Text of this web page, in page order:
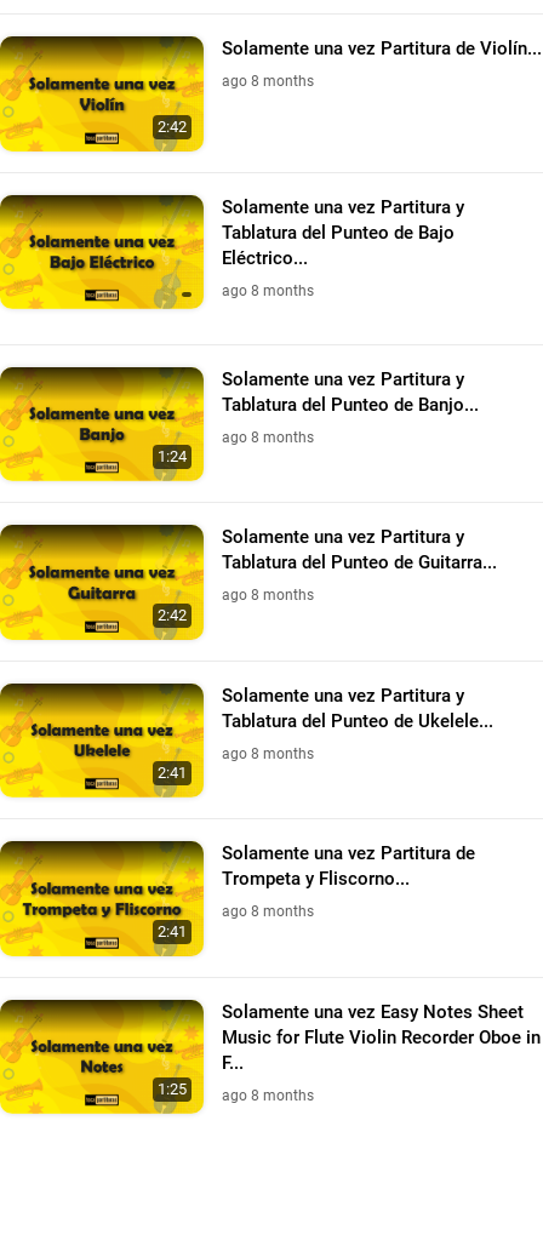
2:42
Solamente una vez Partitura de Violín...
ago 8 months
Solamente una vez Partitura y
Tablatura del Punteo de Bajo
Eléctrico...
ago 8 months
1:24
Solamente una vez Partitura y
Tablatura del Punteo de Banjo...
ago 8 months
2:42
Solamente una vez Partitura y
Tablatura del Punteo de Guitarra...
ago 8 months
2:41
Solamente una vez Partitura y
Tablatura del Punteo de Ukelele...
ago 8 months
2:41
Solamente una vez Partitura de
Trompeta y Fliscorno...
ago 8 months
1:25
Solamente una vez Easy Notes Sheet
Music for Flute Violin Recorder Oboe in
F...
ago 8 months